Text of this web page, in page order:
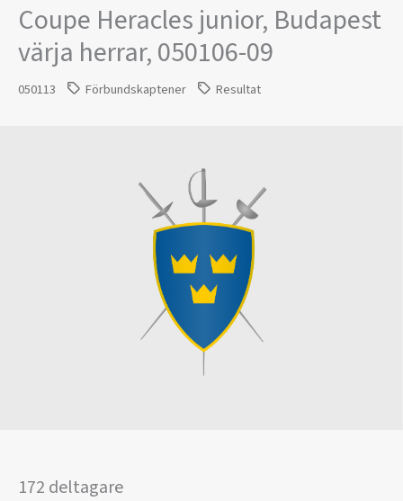
Coupe Heracles junior, Budapest
värja herrar, 050106-09
050113 Förbundskaptener Resultat
172 deltagare